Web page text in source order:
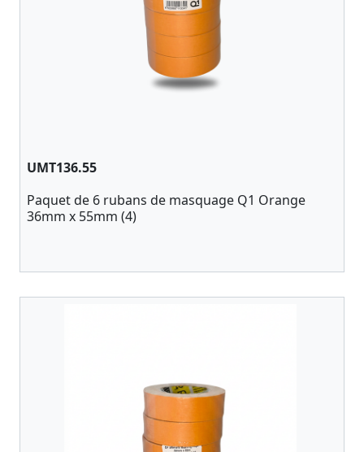
UMT136.55
Paquet de 6 rubans de masquage Q1 Orange
36mm x 55mm (4)